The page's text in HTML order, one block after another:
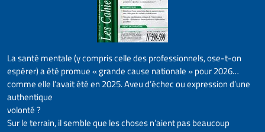
La santé mentale (y compris celle des professionnels, ose-t-on
espérer) a été promue « grande cause nationale » pour 2026…
comme elle l’avait été en 2025. Aveu d’échec ou expression d’une
authentique
volonté ?
Sur le terrain, il semble que les choses n’aient pas beaucoup